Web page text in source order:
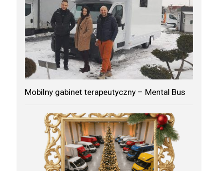
Mobilny gabinet terapeutyczny – Mental Bus